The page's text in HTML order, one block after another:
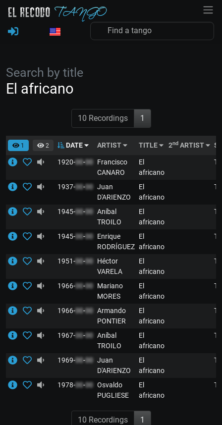
Search by title
El africano
10 Recordings 1
1 2 DATE ARTIST TITLE 2nd ARTIST
1920-00-00
Francisco
CANARO
El
africano
1937-00-00 Juan
D'ARIENZO
El
africano
1945-00-00 Aníbal
TROILO
El
africano
1945-00-00
Enrique
RODRÍGUEZ
El
africano
1951-00-00
Héctor
VARELA
El
africano
1966-00-00
Mariano
MORES
El
africano
1966-00-00 Armando
PONTIER
El
africano
1967-00-00 Aníbal
TROILO
El
africano
1969-00-00 Juan
D'ARIENZO
El
africano
1978-00-00 Osvaldo
PUGLIESE
El
africano
10 Recordings 1